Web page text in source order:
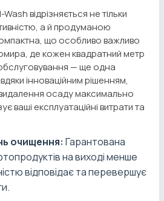
відрізняється не тільки
а й продуманою
що особливо важливо
де кожен квадратний метр
— ще одна
інноваційним рішенням,
осаду максимально
ваші експлуатаційні витрати та
очищення: Гарантована
на виході менше
відповідає та перевершує